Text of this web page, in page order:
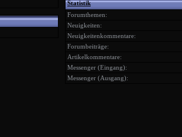
Statistik
Forumthemen:
Neuigkeiten:
Neuigkeitenkommentare:
Forumbeiträge:
Artikelkommentare:
Messenger (Eingang):
Messenger (Ausgang):